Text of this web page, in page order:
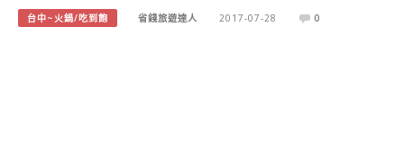
台中~火鍋/吃到飽 省錢旅遊達人 2017-07-28 0